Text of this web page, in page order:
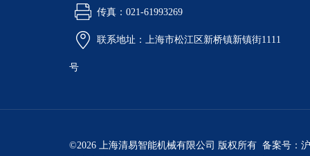
传真：021-61993269
联系地址：上海市松江区新桥镇新镇街1111
号
©2026 上海清易智能机械有限公司 版权所有 备案号：